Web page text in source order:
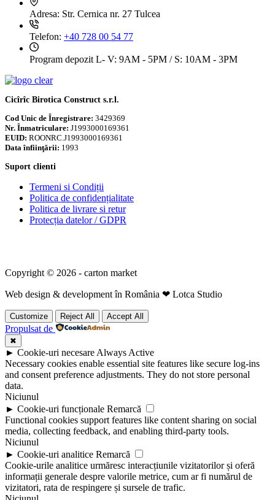
Adresa: Str. Cernica nr. 27 Tulcea
Telefon: +40 728 00 54 77
Program depozit L- V: 9AM - 5PM / S: 10AM - 3PM
Cicîrîc Birotica Construct s.r.l.
Cod Unic de Înregistrare: 3429369
Nr. Înmatriculare: J1993000169361
EUID: ROONRC.J1993000169361
Data înfiinţării: 1993
Suport clienti
Termeni si Condiții
Politica de confidențialitate
Politica de livrare si retur
Protecția datelor / GDPR
Copyright © 2026 - carton market
Web design & development în România ❤ Lotca Studio
Customize Reject All Accept All
Propulsat de
✖
► Cookie-uri necesare Always Active
Necessary cookies enable essential site features like secure log-ins
and consent preference adjustments. They do not store personal
data.
Niciunul
► Cookie-uri funcționale Remarcă
Functional cookies support features like content sharing on social
media, collecting feedback, and enabling third-party tools.
Niciunul
► Cookie-uri analitice Remarcă
Cookie-urile analitice urmăresc interacțiunile vizitatorilor și oferă
informații generale despre valorile metrice, cum ar fi numărul de
vizitatori, rata de respingere și sursele de trafic.